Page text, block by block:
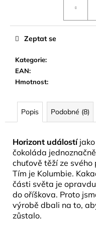
Kategorie:
EAN:
Hmotnost:
Zeptat se
Popis Podobné (8)
Horizont událostíjako
čokoláda jednoznačně
chuťově těží ze svého
Tím je Kolumbie.
části světa je
do oříškova. Proto
výrobě dbali na to,
zůstalo.